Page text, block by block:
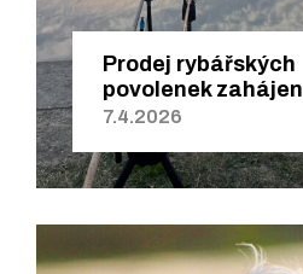
Prodej rybářských
povolenek zahájen
7.4.2026